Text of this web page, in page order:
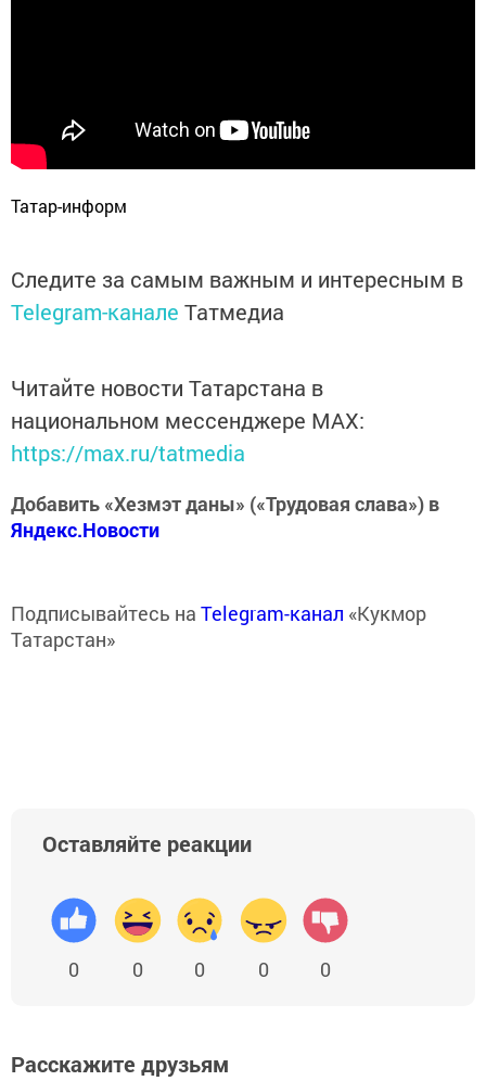
Татар-информ
Следите за самым важным и интересным в
Telegram-канале Татмедиа
Читайте новости Татарстана в
национальном мессенджере MАХ:
https://max.ru/tatmedia
Добавить «Хезмэт даны» («Трудовая слава») в
Яндекс.Новости
Подписывайтесь на Telegram-канал «Кукмор
Татарстан»
Оставляйте реакции
0 0 0 0 0
Расскажите друзьям